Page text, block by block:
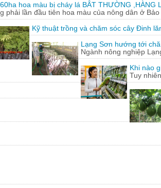
hoa màu bị cháy lá BÂT THƯỜNG
phải lần đầu tiên hoa màu của nông dân ở
Kỹ thuật trồng và chăm sóc cây Đinh
Lạng Sơn hướng tới
Ngành nông nghiệp
Khi nào
Tuy